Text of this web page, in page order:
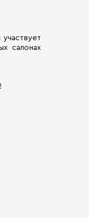
салонах